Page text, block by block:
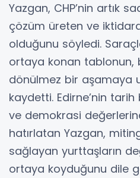
Yazgan, CHP’nin artık
çözüm üreten ve
olduğunu söyledi.
ortaya konan tablonun,
dönülmez bir aşamaya
kaydetti. Edirne’nin
ve demokrasi değerlerine
hatırlatan Yazgan,
sağlayan yurttaşların
ortaya koyduğunu dile